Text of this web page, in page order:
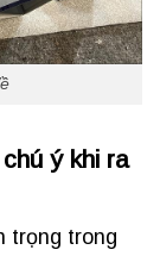
ý khi ra
trọng trong